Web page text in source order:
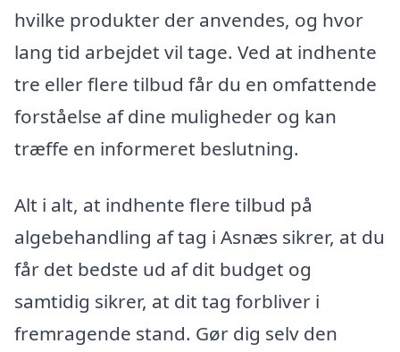
hvilke produkter der anvendes, og hvor
lang tid arbejdet vil tage. Ved at indhente
tre eller flere tilbud får du en omfattende
forståelse af dine muligheder og kan
træffe en informeret beslutning.
Alt i alt, at indhente flere tilbud på
algebehandling af tag i Asnæs sikrer, at du
får det bedste ud af dit budget og
samtidig sikrer, at dit tag forbliver i
fremragende stand. Gør dig selv den